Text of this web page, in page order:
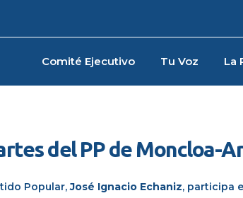
Comité Ejecutivo Tu Voz La
del PP de Moncloa-
Popular,José Ignacio Echaniz, participa